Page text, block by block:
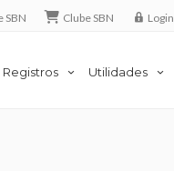
SBN Clube SBN Login
Registros Utilidades